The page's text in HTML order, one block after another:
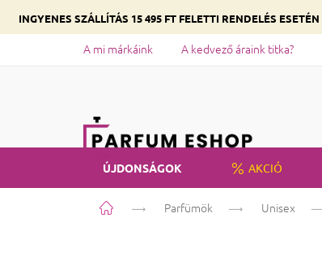
INGYENES SZÁLLÍTÁS 15 495 FT FELETTI RENDELÉS ESETÉN
A mi márkáink A kedvező áraink titka?
ÚJDONSÁGOK AKCIÓ
Kezdőlap Parfümök Unisex